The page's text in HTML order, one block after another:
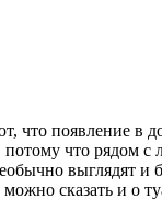
что появление в
потому что рядом
выглядят и
сказать и о